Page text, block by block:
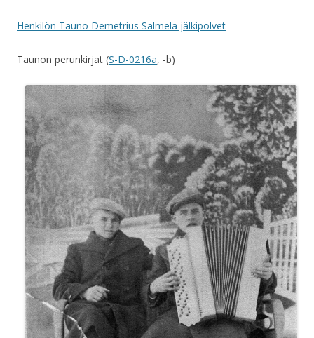
Henkilön Tauno Demetrius Salmela jälkipolvet
Taunon perunkirjat (S-D-0216a, -b)